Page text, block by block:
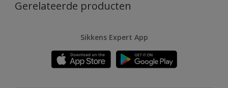
Gerelateerde producten
Sikkens Expert App